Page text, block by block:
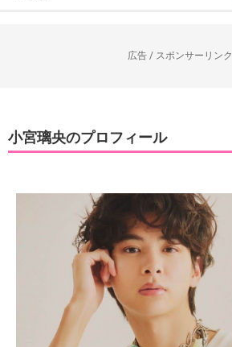
広告 / スポンサーリンク
小宮璃央のプロフィール